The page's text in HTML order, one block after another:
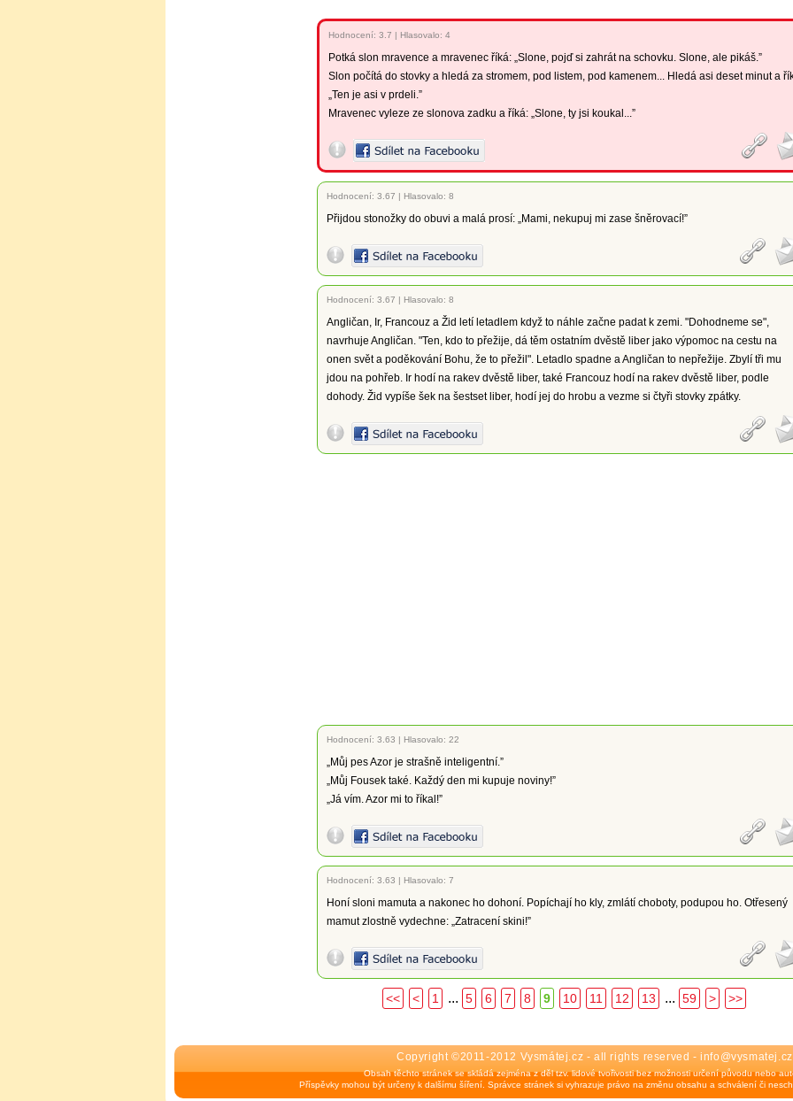
Hodnocení: 3.7 | Hlasovalo: 4
Potká slon mravence a mravenec říká: „Slone, pojď si zahrát na schovku. Slone, ale pikáš.”
Slon počítá do stovky a hledá za stromem, pod listem, pod kamenem... Hledá asi deset minut a
„Ten je asi v prdeli.”
Mravenec vyleze ze slonova zadku a říká: „Slone, ty jsi koukal...”
Hodnocení: 3.67 | Hlasovalo: 8
Přijdou stonožky do obuvi a malá prosí: „Mami, nekupuj mi zase šněrovací!”
Hodnocení: 3.67 | Hlasovalo: 8
Angličan, Ir, Francouz a Žid letí letadlem když to náhle začne padat k zemi. "Dohodneme se",
navrhuje Angličan. "Ten, kdo to přežije, dá těm ostatním dvěstě liber jako výpomoc na cestu na
onen svět a poděkování Bohu, že to přežil". Letadlo spadne a Angličan to nepřežije. Zbylí tři mu
jdou na pohřeb. Ir hodí na rakev dvěstě liber, také Francouz hodí na rakev dvěstě liber, podle
dohody. Žid vypíše šek na šestset liber, hodí jej do hrobu a vezme si čtyři stovky zpátky.
Hodnocení: 3.63 | Hlasovalo: 22
„Můj pes Azor je strašně inteligentní.”
„Můj Fousek také. Každý den mi kupuje noviny!”
„Já vím. Azor mi to říkal!”
Hodnocení: 3.63 | Hlasovalo: 7
Honí sloni mamuta a nakonec ho dohoní. Popíchají ho kly, zmlátí choboty, podupou ho. Otřesený
mamut zlostně vydechne: „Zatracení skini!”
<< < 1 ... 5 6 7 8 9 10 11 12 13 ... 59 > >>
Copyright ©2011-2012 Vysmátej.cz - all rights reserved - info@vysmatej.cz
Obsah těchto stránek se skládá zejména z děl tzv. lidové tvořivosti bez možnosti určení původu nebo
Příspěvky mohou být určeny k dalšímu šíření. Správce stránek si vyhrazuje právo na změnu obsahu a schválení či